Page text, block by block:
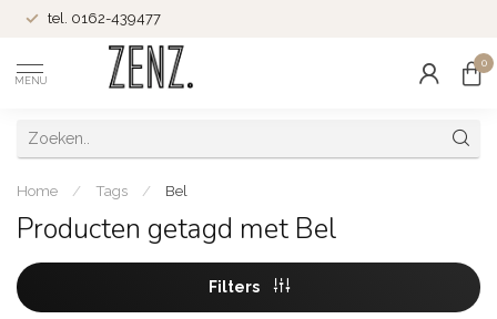
tel. 0162-439477
MENU
0
Home / Tags / Bel
Producten getagd met Bel
Filters